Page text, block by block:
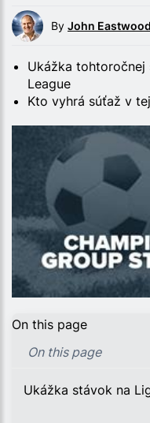
By John Eastwood
Ukážka tohtoročnej
League
Kto vyhrá súťaž v
On this page
On this page
Ukážka stávok na